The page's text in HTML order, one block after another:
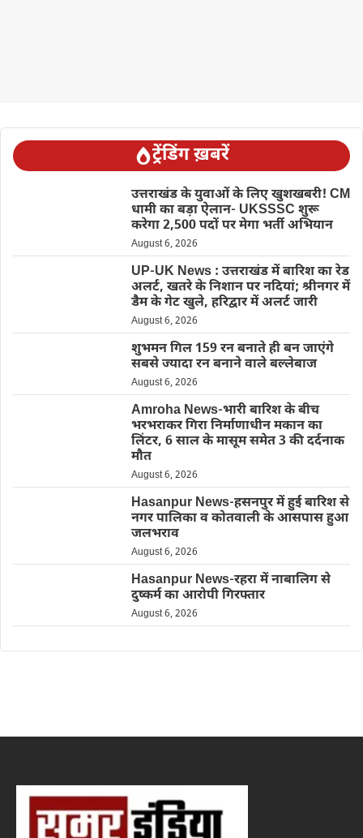
ट्रेंडिंग ख़बरें
उत्तराखंड के युवाओं के लिए खुशखबरी! CM
धामी का बड़ा ऐलान- UKSSSC शुरू
करेगा 2,500 पदों पर मेगा भर्ती अभियान
August 6, 2026
UP-UK News : उत्तराखंड में बारिश का रेड
अलर्ट, खतरे के निशान पर नदियां; श्रीनगर में
डैम के गेट खुले, हरिद्वार में अलर्ट जारी
August 6, 2026
शुभमन गिल 159 रन बनाते ही बन जाएंगे
सबसे ज्यादा रन बनाने वाले बल्लेबाज
August 6, 2026
Amroha News-भारी बारिश के बीच
भरभराकर गिरा निर्माणाधीन मकान का
लिंटर, 6 साल के मासूम समेत 3 की दर्दनाक
मौत
August 6, 2026
Hasanpur News-हसनपुर में हुई बारिश से
नगर पालिका व कोतवाली के आसपास हुआ
जलभराव
August 6, 2026
Hasanpur News-रहरा में नाबालिग से
दुष्कर्म का आरोपी गिरफ्तार
August 6, 2026